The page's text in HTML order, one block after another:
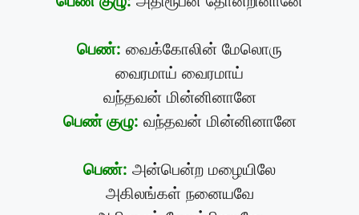
பெண்: வைக்கோலின் மேலொரு
வைரமாய் வைரமாய்
வந்தவன் மின்னினானே
பெண் குழு: வந்தவன் மின்னினானே
பெண்: அன்பென்ற மழையிலே
அகிலங்கள் நனையவே